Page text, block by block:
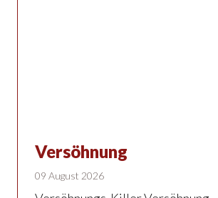
Versöhnung
09 August 2026